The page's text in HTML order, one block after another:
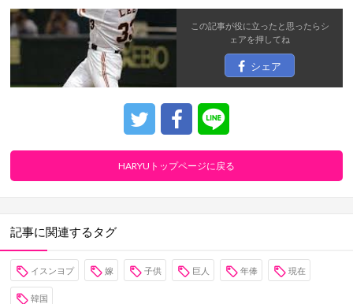
この記事が役に立ったと思ったらシ
ェアを押してね
シェア
HARYUトップページに戻る
記事に関連するタグ
イスンヨプ 嫁 子供 巨人 年俸 現在
韓国